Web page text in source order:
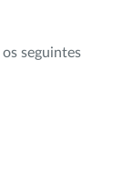
seguintes